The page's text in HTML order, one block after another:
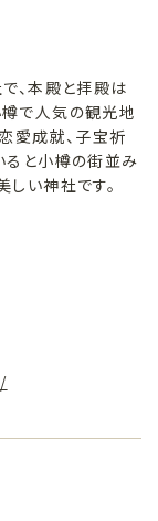
、本殿と拝殿は
で人気の観光地
愛成就、子宝祈
ると小樽の街並み
い神社です。